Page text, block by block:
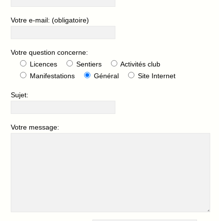
Votre e-mail: (obligatoire)
Votre question concerne:
Licences
Sentiers
Activités club
Manifestations
Général Site Internet
Sujet:
Votre message: